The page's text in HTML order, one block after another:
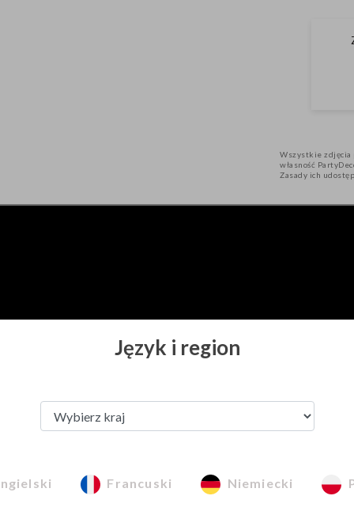
Wszystkie zdjęcia
własność
Zasady ich
Język i region
Francuski Niemiecki